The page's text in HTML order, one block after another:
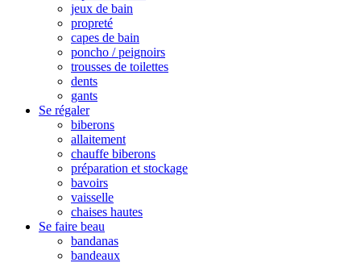
jeux de bain
propreté
capes de bain
poncho / peignoirs
trousses de toilettes
dents
gants
Se régaler
biberons
allaitement
chauffe biberons
préparation et stockage
bavoirs
vaisselle
chaises hautes
Se faire beau
bandanas
bandeaux